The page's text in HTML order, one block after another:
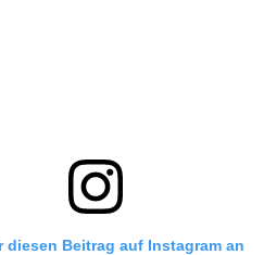
diesen Beitrag auf Instagram an